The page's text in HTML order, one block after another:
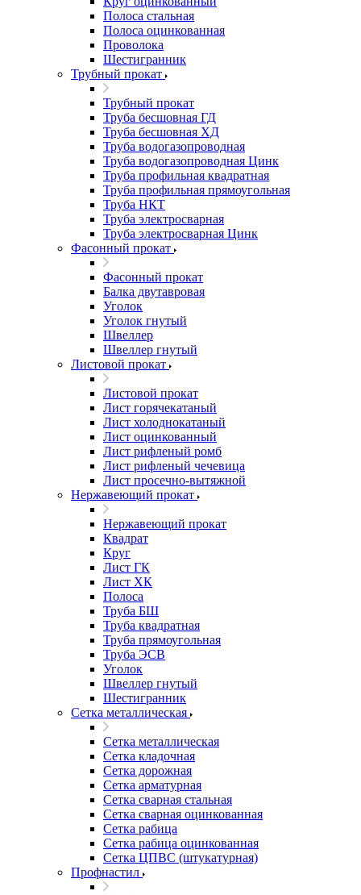
Полоса стальная
Полоса оцинкованная
Проволока
Шестигранник
Трубный прокат
Трубный прокат
Труба бесшовная ГД
Труба бесшовная ХД
Труба водогазопроводная
Труба водогазопроводная Цинк
Труба профильная квадратная
Труба профильная прямоугольная
Труба НКТ
Труба электросварная
Труба электросварная Цинк
Фасонный прокат
Фасонный прокат
Балка двутавровая
Уголок
Уголок гнутый
Швеллер
Швеллер гнутый
Листовой прокат
Листовой прокат
Лист горячекатаный
Лист холоднокатаный
Лист оцинкованный
Лист рифленый ромб
Лист рифленый чечевица
Лист просечно-вытяжной
Нержавеющий прокат
Нержавеющий прокат
Квадрат
Круг
Лист ГК
Лист ХК
Полоса
Труба БШ
Труба квадратная
Труба прямоугольная
Труба ЭСВ
Уголок
Швеллер гнутый
Шестигранник
Сетка металлическая
Сетка металлическая
Сетка кладочная
Сетка дорожная
Сетка арматурная
Сетка сварная стальная
Сетка сварная оцинкованная
Сетка рабица
Сетка рабица оцинкованная
Сетка ЦПВС (штукатурная)
Профнастил